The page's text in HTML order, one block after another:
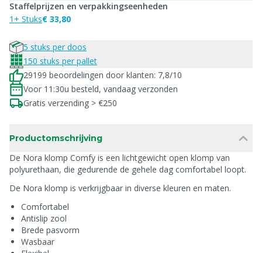
Staffelprijzen en verpakkingseenheden
1+ Stuks€ 33,80
5 stuks per doos
150 stuks per pallet
29199 beoordelingen door klanten: 7,8/10
Voor 11:30u besteld, vandaag verzonden
Gratis verzending > €250
Productomschrijving
De Nora klomp Comfy is een lichtgewicht open klomp van
polyurethaan, die gedurende de gehele dag comfortabel loopt.
De Nora klomp is verkrijgbaar in diverse kleuren en maten.
Comfortabel
Antislip zool
Brede pasvorm
Wasbaar